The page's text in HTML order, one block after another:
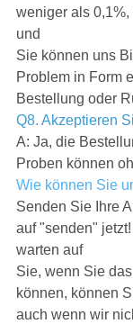
weniger als
und
Sie können uns
Problem in Form
Bestellung oder
Q8. Akzeptieren
A: Ja, die
Proben können
Wie können Sie
Senden Sie Ihre
auf "senden"
warten auf
Sie, wenn Sie
können, können
auch wenn wir